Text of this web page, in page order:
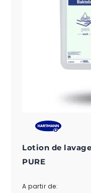
Lotion de
PURE
A partir de: